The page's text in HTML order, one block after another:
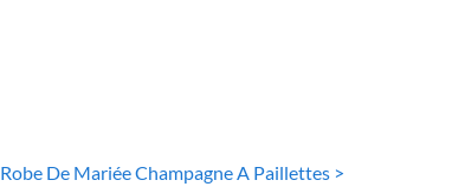
Robe De Mariée Champagne A Paillettes >